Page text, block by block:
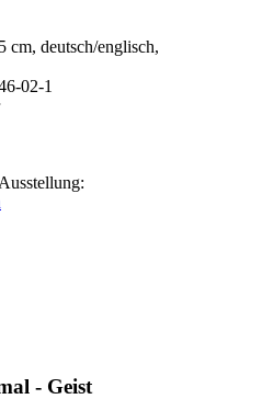
cm, deutsch/englisch,
02-1
- Geist